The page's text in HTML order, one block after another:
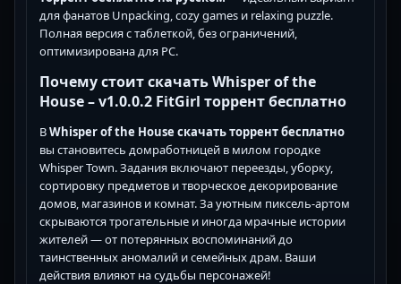
для фанатов Unpacking, cozy games и relaxing puzzle.
Полная версия с таблеткой, без ограничений,
оптимизирована для PC.
Почему стоит скачать Whisper of the
House – v1.0.0.2 FitGirl торрент бесплатно
ВWhisper of the House скачать торрент бесплатно
вы становитесь домработницей в милом городке
Whisper Town. Задания включают переезды, уборку,
сортировку предметов и творческое декорирование
домов, магазинов и комнат. За уютным пиксель-артом
скрываются трогательные и иногда мрачные истории
жителей — от потерянных воспоминаний до
таинственных аномалий и семейных драм. Ваши
действия влияют на судьбы персонажей!